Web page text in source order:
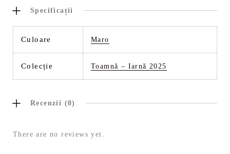
Specificații
Culoare Maro
Colecție Toamnă – Iarnă 2025
Recenzii (0)
There are no reviews yet.